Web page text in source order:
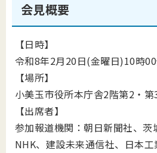
会見概要
【日時】
令和8年2月20日(金曜日)10時
【場所】
小美玉市役所本庁舎2階第2・第
【出席者】
参加報道機関：朝日新聞社、茨
NHK、建設未来通信社、日本